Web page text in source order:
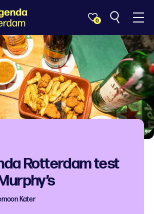
0
Rotterdam test
Kater